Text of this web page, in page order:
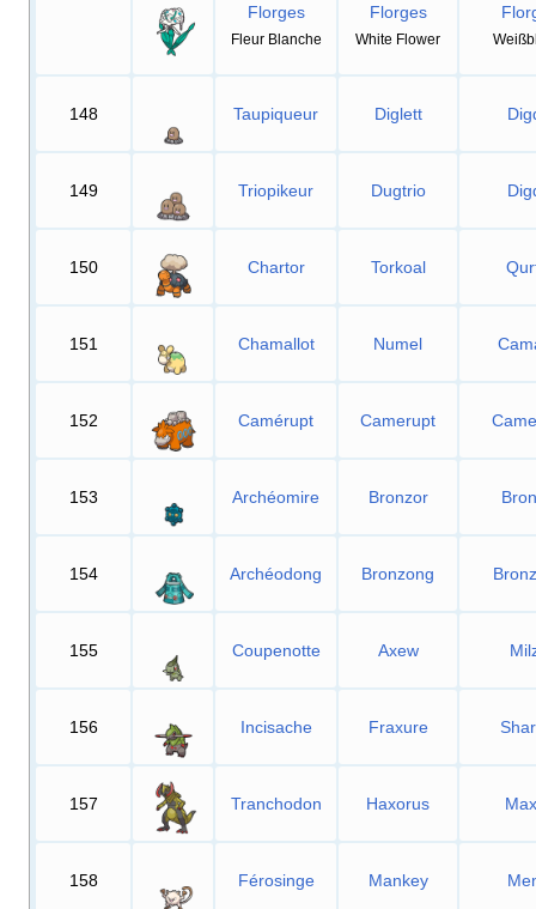
Florges
Fleur Blanche
Florges
White Flower
148 Taupiqueur Diglett
149 Triopikeur Dugtrio
150 Chartor Torkoal
151 Chamallot Numel
152 Camérupt Camerupt
153 Archéomire Bronzor
154 Archéodong Bronzong
155 Coupenotte Axew
156 Incisache Fraxure
157 Tranchodon Haxorus
158 Férosinge Mankey